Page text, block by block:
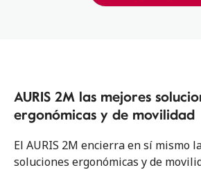
AURIS 2M las mejores
ergonómicas y de movilidad
El AURIS 2M encierra en sí mismo
soluciones ergonómicas y de